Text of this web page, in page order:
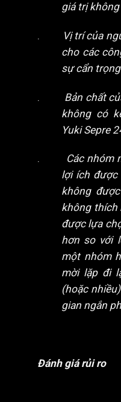
giá trị
.
Vị trí của
cho các
sự cẩn
. Bản chất
không có
Yuki Sepre
. Các nhóm
lợi ích được
không
không thích
được lựa
hơn so với
một nhóm
mời lặp đi
(hoặc
gian ngắn
Đánh giá rủi ro